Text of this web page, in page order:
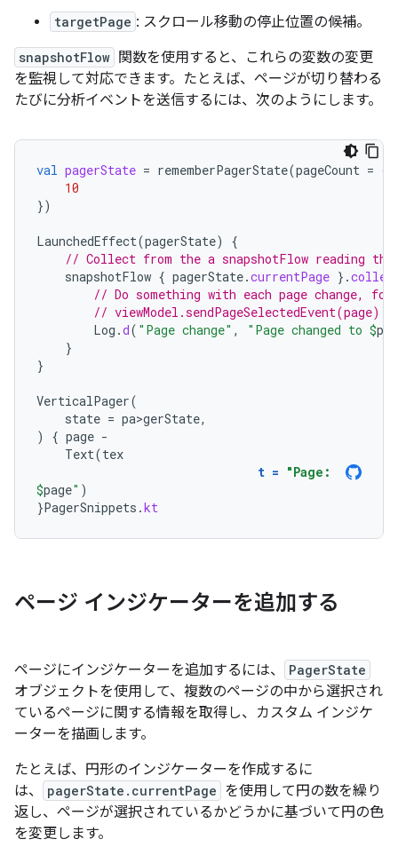
targetPage : スクロール移動の停止位置の候補。
snapshotFlow 関数を使用すると、これらの変数の変更
を監視して対応できます。たとえば、ページが切り替わる
たびに分析イベントを送信するには、次のようにします。
val pagerState = rememberPagerState(pageCount = {
10
})
LaunchedEffect(pagerState)
{
// Collect from the a snapshotFlow reading the
snapshotFlow { pagerState.currentPage }.
// Do something with each page change, for
// viewModel.sendPageSelectedEvent(page)
Log .d( "Page change" , "Page changed to $
}
}
VerticalPager(
state = pa>gerState,
)
{ page -
Text(tex
t = "Page:
$page" )
}PagerSnippets .kt
ページ インジケーターを追加する
ページにインジケーターを追加するには、 PagerState
オブジェクトを使用して、複数のページの中から選択され
ているページに関する情報を取得し、カスタム インジケ
ーターを描画します。
たとえば、円形のインジケーターを作成するに
は、
pagerState.currentPage を使用して円の数を繰り
返し、ページが選択されているかどうかに基づいて円の色
を変更します。